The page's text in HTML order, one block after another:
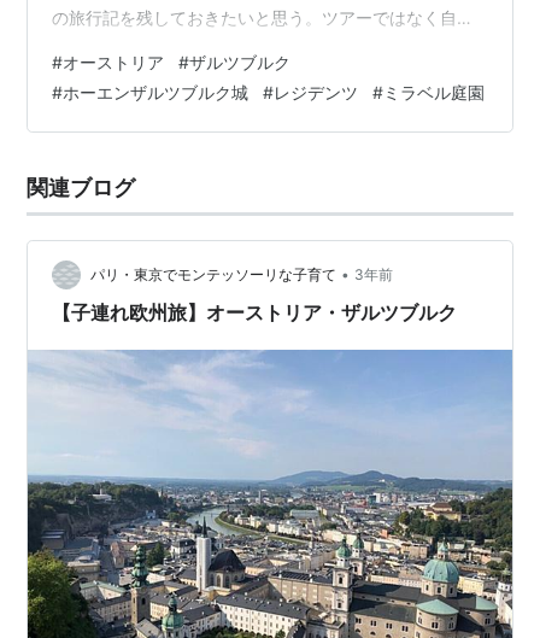
の旅行記を残しておきたいと思う。ツアーではなく自己
た。完結できればいいな！ 8月7日（木）・8月8日（金）
オーストリア航空直行便でウィーン国際空港へ13時間。
寝たり、機内食を食べたり、ダウンロードしていたアニ
ゃ長かったー。 到着は夕方。その後ウィーン中央駅へ向
かうのだけど、ウィーン国際空港からウ…
#オーストリア #ザルツブルク
#ホーエンザルツブルク城 #レジデンツ #ミラベル庭園
関連ブログ
パリ・東京でモンテッソーリな子育て • 3年前
【子連れ欧州旅】オーストリア・ザルツブルク